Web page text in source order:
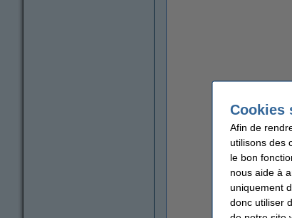
Cookies
Afin de
utilisons des
le bon
nous aide à
uniquement
donc utiliser